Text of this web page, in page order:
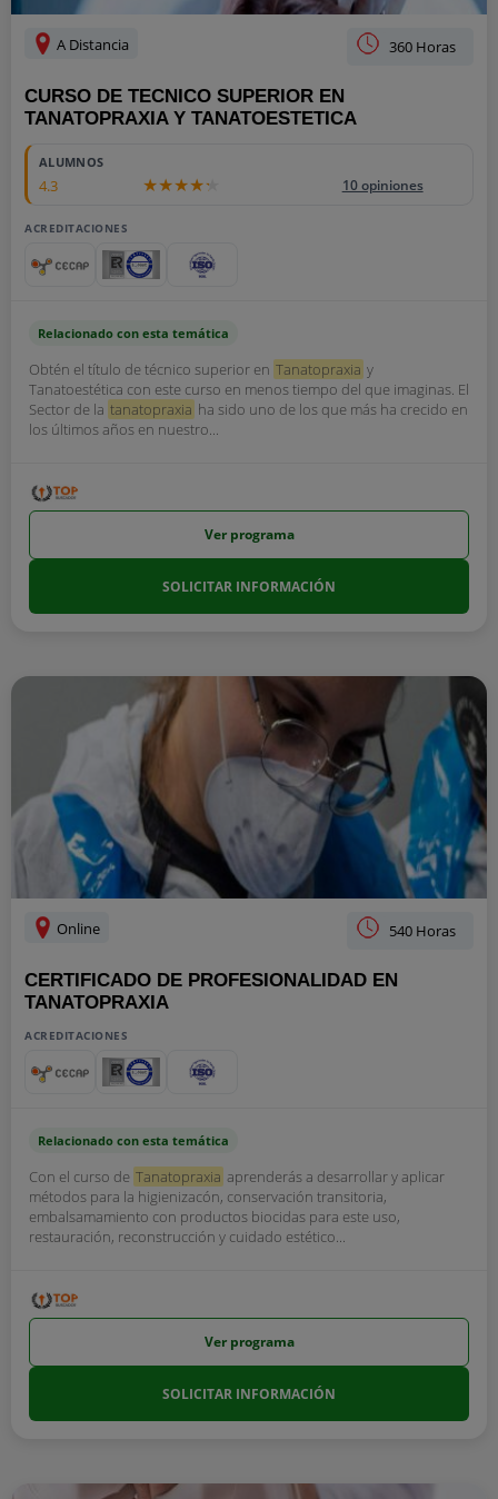
A Distancia 360 Horas
CURSO DE TECNICO SUPERIOR EN
TANATOPRAXIA Y TANATOESTETICA
ALUMNOS
4.3 10 opiniones
ACREDITACIONES
Relacionado con esta temática
Obtén el título de técnico superior en Tanatopraxia y
Tanatoestética con este curso en menos tiempo del que imaginas. El
Sector de la tanatopraxia ha sido uno de los que más ha crecido en
los últimos años en nuestro...
Ver programa
SOLICITAR INFORMACIÓN
Online 540 Horas
CERTIFICADO DE PROFESIONALIDAD EN
TANATOPRAXIA
ACREDITACIONES
Relacionado con esta temática
Con el curso de Tanatopraxia aprenderás a desarrollar y aplicar
métodos para la higienizacón, conservación transitoria,
embalsamamiento con productos biocidas para este uso,
restauración, reconstrucción y cuidado estético...
Ver programa
SOLICITAR INFORMACIÓN